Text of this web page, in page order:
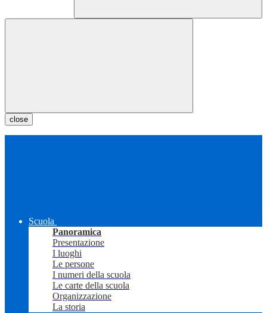
close
Scuola
Panoramica
Presentazione
I luoghi
Le persone
I numeri della scuola
Le carte della scuola
Organizzazione
La storia